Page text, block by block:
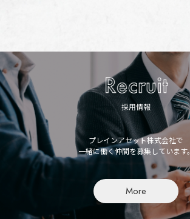
採用情報
プレインアセット株式会社で
一緒に働く仲間を募集しています。
More